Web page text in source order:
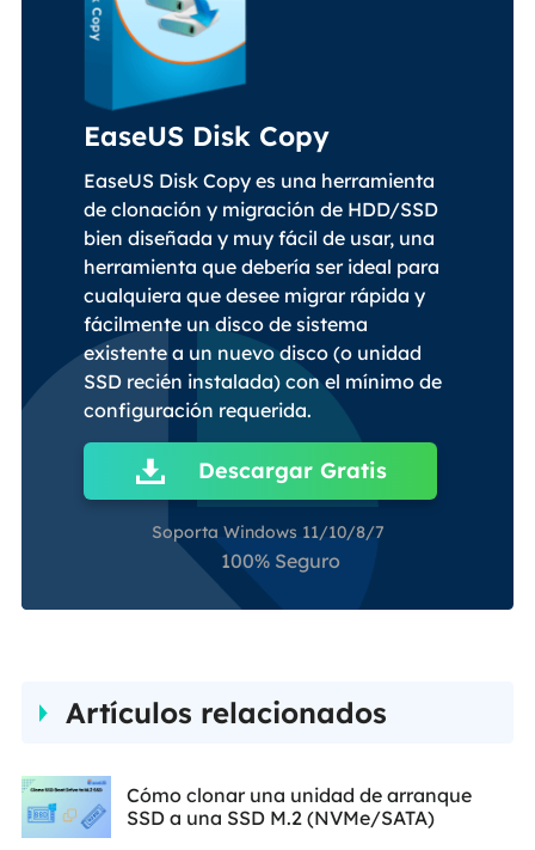
EaseUS Disk Copy
EaseUS Disk Copy es una herramienta
de clonación y migración de HDD/SSD
bien diseñada y muy fácil de usar, una
herramienta que debería ser ideal para
cualquiera que desee migrar rápida y
fácilmente un disco de sistema
existente a un nuevo disco (o unidad
SSD recién instalada) con el mínimo de
configuración requerida.
Descargar Gratis
Soporta Windows 11/10/8/7
100% Seguro
Artículos relacionados
Cómo clonar una unidad de arranque
SSD a una SSD M.2 (NVMe/SATA)